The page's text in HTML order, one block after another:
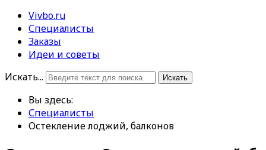
Vivbo.ru
Специалисты
Заказы
Идеи и советы
Искать...
Искать
Вы здесь:
Специалисты
Остекление лоджий, балконов